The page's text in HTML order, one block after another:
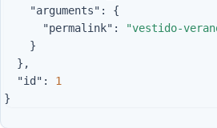
"arguments" :
{
"permalink" :
"vestido-
}
},
"id" :
1
}